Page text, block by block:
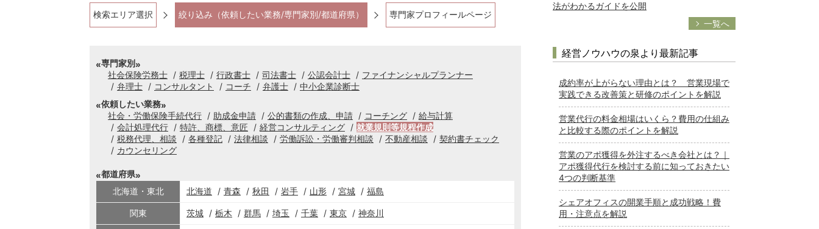
検索エリア選択 絞り込み（依頼したい業務/専門家別/都道府県） 専門家プロフィールページ
専門家別
社会保険労務士
税理士 行政書士 司法書士 公認会計士
ファイナンシャルプランナー
弁理士
コンサルタント コーチ 弁護士
中小企業診断士
依頼したい業務
社会・労働保険手続代行
助成金申請 公的書類の作成、申請 コーチング
給与計算
会計処理代行
特許、商標、意匠 経営コンサルティング
就業規則等規程作成
税務代理、相談
各種登記 法律相談 労働訴訟・労働審判相談 不動産相談
契約書チェック
カウンセリング
都道府県
北海道・東北
北海道 青森 秋田 岩手 山形 宮城 福島
関東 茨城 栃木 群馬 埼玉 千葉 東京 神奈川
法がわかるガイドを公開
一覧へ
経営ノウハウの泉より最新記事
成約率が上がらない理由とは？ 営業現場で
実践できる改善策と研修のポイントを解説
営業代行の料金相場はいくら？費用の仕組み
と比較する際のポイントを解説
営業のアポ獲得を外注するべき会社とは？｜
アポ獲得代行を検討する前に知っておきたい
4つの判断基準
シェアオフィスの開業手順と成功戦略！費
用・注意点を解説